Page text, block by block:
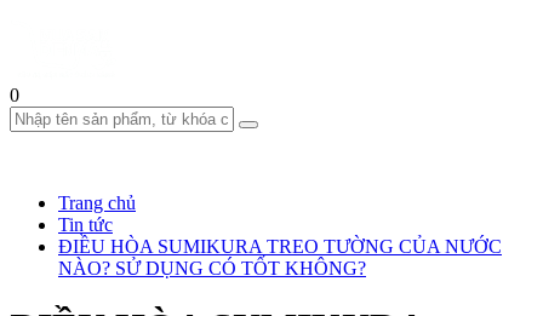
0
Trang chủ
Tin tức
ĐIỀU HÒA SUMIKURA TREO TƯỜNG CỦA NƯỚC
NÀO? SỬ DỤNG CÓ TỐT KHÔNG?